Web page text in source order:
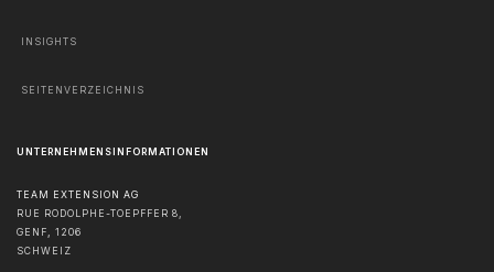
INSIGHTS
SEITENVERZEICHNIS
UNTERNEHMENSINFORMATIONEN
TEAM EXTENSION AG
RUE RODOLPHE-TOEPFFER 8,
GENF, 1206
SCHWEIZ